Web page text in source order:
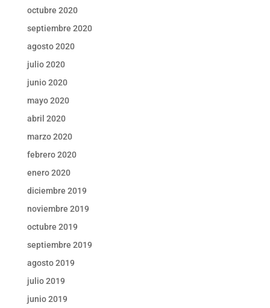
octubre 2020
septiembre 2020
agosto 2020
julio 2020
junio 2020
mayo 2020
abril 2020
marzo 2020
febrero 2020
enero 2020
diciembre 2019
noviembre 2019
octubre 2019
septiembre 2019
agosto 2019
julio 2019
junio 2019